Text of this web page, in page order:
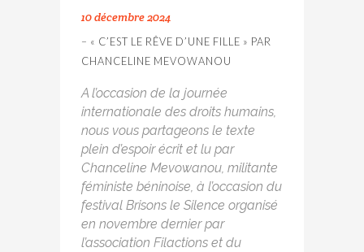
10 décembre 2024
– « C’EST LE RÊVE D’UNE FILLE » PAR
CHANCELINE MEVOWANOU
A l’occasion de la journée
internationale des droits humains,
nous vous partageons le texte
plein d’espoir écrit et lu par
Chanceline Mevowanou, militante
féministe béninoise, à l’occasion du
festival Brisons le Silence organisé
en novembre dernier par
l’association Filactions et du